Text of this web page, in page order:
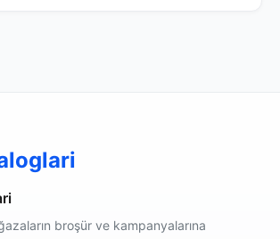
broşür ve kampanyalarına